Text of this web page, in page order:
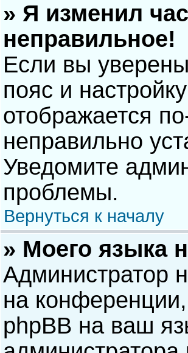
» Я изменил
неправильное!
Если вы
пояс и
отображается
неправильно
Уведомите
проблемы.
Вернуться к началу
» Моего языка
Администратор
на
phpBB на ваш